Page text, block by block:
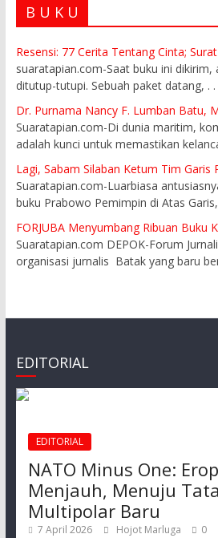
B U K U
Resensi: 77 Cerita Tentang Cinta;
suaratapian.com-Saat buku ini dikirim,
ditutup-tutupi. Sebuah paket datang, . .
Dr. Purnama Nancy F. Lumban Batu,
Suaratapian.com-Di dunia maritim,
adalah kunci untuk memastikan
Lagi, Sabam Silaban Ketum Tim
Suaratapian.com-Luarbiasa
buku Prabowo Pemimpin di Atas Garis,
FORJUBA Menyumbang Ribuan Buku
Suaratapian.com DEPOK-Forum
organisasi jurnalis Batak yang baru
EDITORIAL
EDITORIAL
NATO Minus One:
Menjauh, Menuju
Multipolar Baru
7 April 2026 Hojot Marluga 0